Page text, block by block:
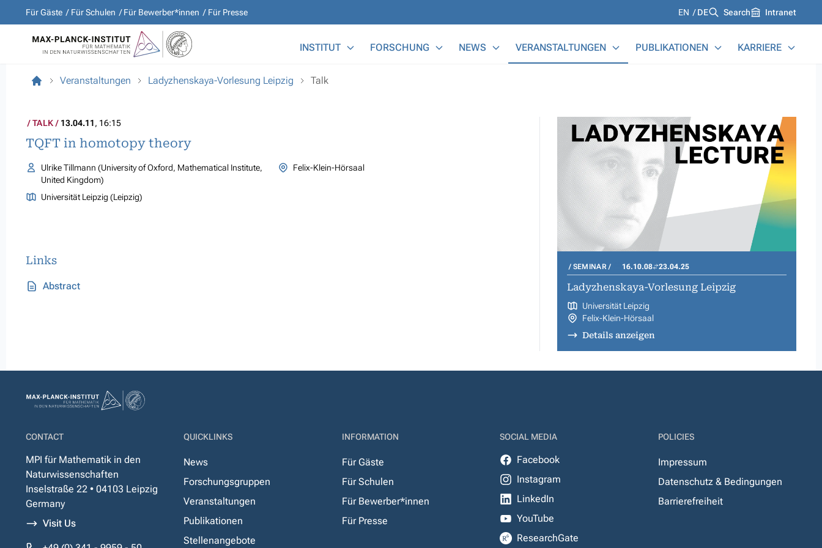
Für Gäste Für Schulen Für Bewerber*innen Für Presse Languages
EN DE Search Intranet
INSTITUT FORSCHUNG NEWS VERANSTALTUNGEN PUBLIKATIONEN KARRIERE
Veranstaltungen Ladyzhenskaya-Vorlesung Leipzig Talk
TALK 13.04.11, 16:15
TQFT in homotopy theory
Ulrike Tillmann (University of Oxford, Mathematical Institute,
United Kingdom)
Felix-Klein-Hörsaal
Universität Leipzig (Leipzig)
Links
Abstract
SEMINAR 16.10.08 23.04.25
Ladyzhenskaya-Vorlesung Leipzig
Universität Leipzig
Felix-Klein-Hörsaal
Details anzeigen
CONTACT
MPI für Mathematik in den
Naturwissenschaften
Inselstraße 22 • 04103 Leipzig
Germany
Visit Us
QUICKLINKS
News
Forschungsgruppen
Veranstaltungen
Publikationen
Stellenangebote
INFORMATION
Für Gäste
Für Schulen
Für Bewerber*innen
Für Presse
SOCIAL MEDIA
Facebook
Instagram
LinkedIn
YouTube
ResearchGate
POLICIES
Impressum
Datenschutz & Bedingungen
Barrierefreiheit